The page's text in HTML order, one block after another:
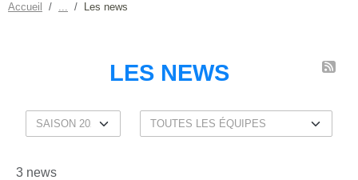
Accueil Les news
LES NEWS
3 news